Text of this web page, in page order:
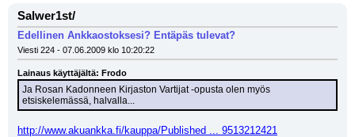
Salwer1st/
Edellinen Ankkaostoksesi? Entäpäs tulevat?
Viesti 224 - 07.06.2009 klo 10:20:22
Lainaus käyttäjältä: Frodo
Ja Rosan Kadonneen Kirjaston Vartijat -opusta olen myös
etsiskelemässä, halvalla...
http://www.akuankka.fi/kauppa/Published ... 9513212421